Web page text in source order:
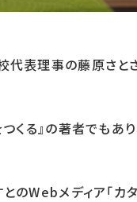
表理事の藤原さと
つくる』の著者で
のWebメディア「カ